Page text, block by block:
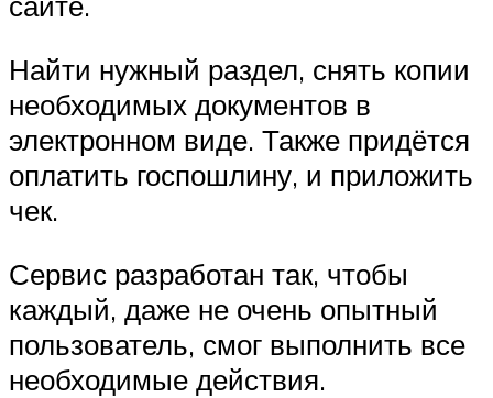
Найти нужный раздел, снять копии
необходимых документов в
электронном виде. Также придётся
оплатить госпошлину, и приложить
чек.
Сервис разработан так, чтобы
каждый, даже не очень опытный
пользователь, смог выполнить все
необходимые действия.